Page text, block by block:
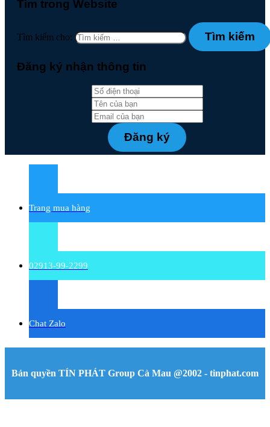
Tìm trong Website
Tìm kiếm cho:
Đăng ký nhận thông tin
Trang mua hàng
02913-99-2299
Chat Zalo
Bản quyền TÍN PHÁT Group Cà Mau @2002 - tinphat.com